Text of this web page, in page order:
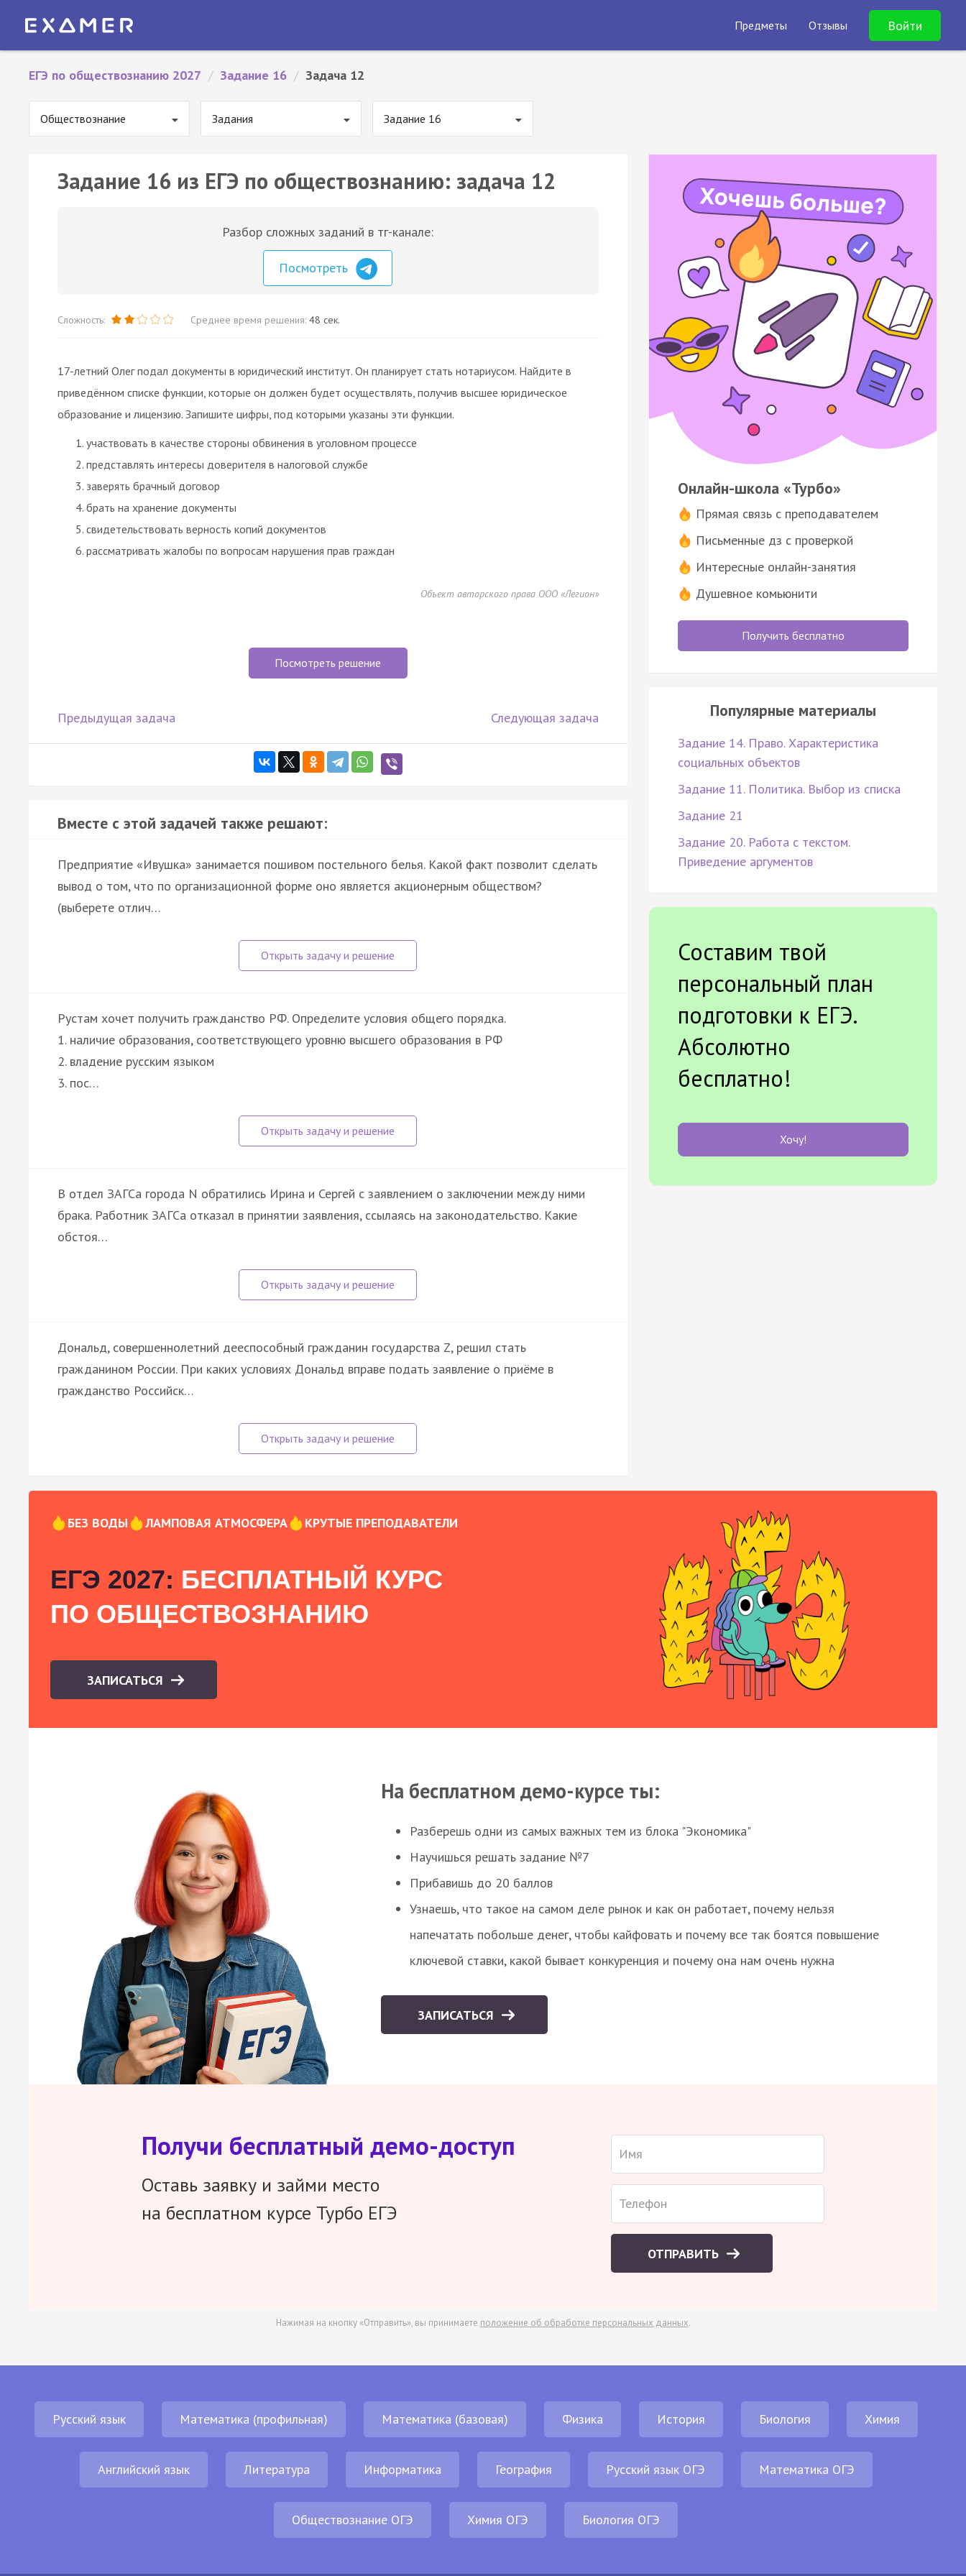
Предметы Отзывы Войти
ЕГЭ по обществознанию 2027 / Задание 16 / Задача 12
Обществознание Задания Задание 16
Задание 16 из ЕГЭ по обществознанию: задача 12
Разбор сложных заданий в тг-канале:
Посмотреть
Сложность: Среднее время решения: 48 сек.
17-летний Олег подал документы в юридический институт. Он планирует стать нотариусом. Найдите в
приведённом списке функции, которые он должен будет осуществлять, получив высшее юридическое
образование и лицензию. Запишите цифры, под которыми указаны эти функции.
участвовать в качестве стороны обвинения в уголовном процессе
представлять интересы доверителя в налоговой службе
заверять брачный договор
брать на хранение документы
свидетельствовать верность копий документов
рассматривать жалобы по вопросам нарушения прав граждан
Объект авторского права ООО «Легион»
Посмотреть решение
Предыдущая задача Следующая задача
Вместе с этой задачей также решают:
Предприятие «Ивушка» занимается пошивом постельного белья. Какой факт позволит сделать
вывод о том, что по организационной форме оно является акционерным обществом?
(выберете отлич…
Рустам хочет получить гражданство РФ. Определите условия общего порядка.
1. наличие образования, соответствующего уровню высшего образования в РФ
2. владение русским языком
3. пос…
В отдел ЗАГСа города N обратились Ирина и Сергей с заявлением о заключении между ними
брака. Работник ЗАГСа отказал в принятии заявления, ссылаясь на законодательство. Какие
обстоя…
Дональд, совершеннолетний дееспособный гражданин государства Z, решил стать
гражданином России. При каких условиях Дональд вправе подать заявление о приёме в
гражданство Российск…
Онлайн-школа «Турбо»
Прямая связь с преподавателем
Письменные дз с проверкой
Интересные онлайн-занятия
Душевное комьюнити
Получить бесплатно
Популярные материалы
Задание 14. Право. Характеристика
социальных объектов
Задание 11. Политика. Выбор из списка
Задание 21
Задание 20. Работа с текстом.
Приведение аргументов
Составим твой
персональный план
подготовки к ЕГЭ.
Абсолютно
бесплатно!
Хочу!
БЕЗ ВОДЫ ЛАМПОВАЯ АТМОСФЕРА КРУТЫЕ ПРЕПОДАВАТЕЛИ
ЕГЭ 2027: БЕСПЛАТНЫЙ КУРС
ПО ОБЩЕСТВОЗНАНИЮ
ЗАПИСАТЬСЯ
На бесплатном демо-курсе ты:
Разберешь одни из самых важных тем из блока "Экономика"
Научишься решать задание №7
Прибавишь до 20 баллов
Узнаешь, что такое на самом деле рынок и как он работает, почему нельзя
напечатать побольше денег, чтобы кайфовать и почему все так боятся повышение
ключевой ставки, какой бывает конкуренция и почему она нам очень нужна
ЗАПИСАТЬСЯ
Получи бесплатный демо-доступ
Оставь заявку и займи место
на бесплатном курсе Турбо ЕГЭ
ОТПРАВИТЬ
Нажимая на кнопку «Отправить», вы принимаете положение об обработке персональных данных.
Русский язык Математика (профильная) Математика (базовая) Физика История Биология Химия
Английский язык Литература Информатика География Русский язык ОГЭ Математика ОГЭ
Обществознание ОГЭ Химия ОГЭ Биология ОГЭ